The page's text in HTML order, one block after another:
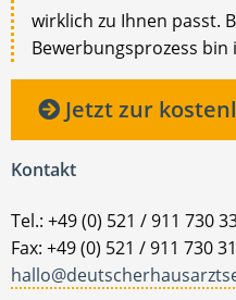
wirklich zu Ihnen passt.
Bewerbungsprozess bin
Jetzt zur
Kontakt
Tel.: +49 (0) 521 / 911 730
Fax: +49 (0) 521 / 911 730 31